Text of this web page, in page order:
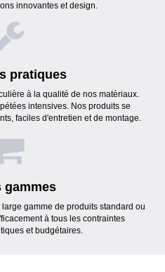
innovantes et design.
pratiques
à la qualité de nos matériaux.
intensives. Nos produits se
faciles d'entretien et de montage.
gammes
gamme de produits standard ou
à tous les contraintes
et budgétaires.